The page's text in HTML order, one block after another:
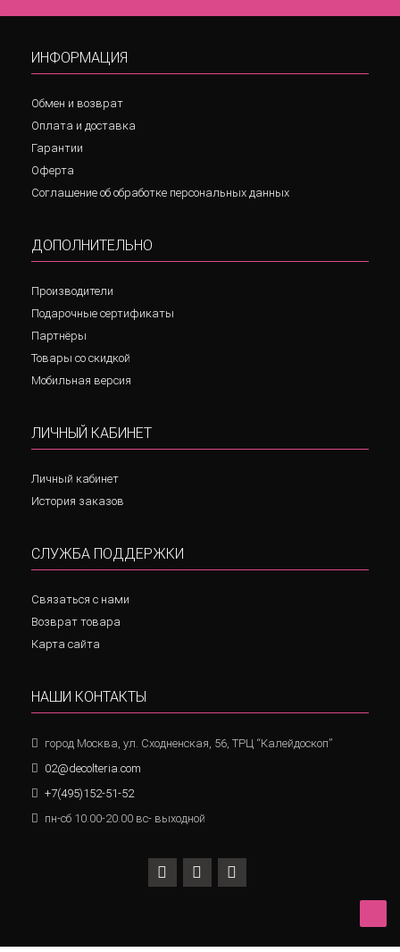
ИНФОРМАЦИЯ
Обмен и возврат
Оплата и доставка
Гарантии
Оферта
Соглашение об обработке персональных данных
ДОПОЛНИТЕЛЬНО
Производители
Подарочные сертификаты
Партнёры
Товары со скидкой
Мобильная версия
ЛИЧНЫЙ КАБИНЕТ
Личный кабинет
История заказов
СЛУЖБА ПОДДЕРЖКИ
Связаться с нами
Возврат товара
Карта сайта
НАШИ КОНТАКТЫ
город Москва, ул. Сходненская, 56, ТРЦ “Калейдоскоп”
02@decolteria.com
+7(495)152-51-52
пн-сб 10.00-20.00 вс- выходной